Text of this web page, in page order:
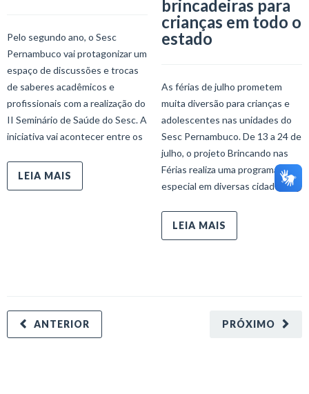
Pelo segundo ano, o Sesc
Pernambuco vai protagonizar um
espaço de discussões e trocas
de saberes acadêmicos e
profissionais com a realização do
II Seminário de Saúde do Sesc. A
iniciativa vai acontecer entre os
LEIA MAIS
brincadeiras para
crianças em todo o
estado
As férias de julho prometem
muita diversão para crianças e
adolescentes nas unidades do
Sesc Pernambuco. De 13 a 24 de
julho, o projeto Brincando nas
Férias realiza uma programação
especial em diversas cidades do
LEIA MAIS
PRÓXIMO
ANTERIOR